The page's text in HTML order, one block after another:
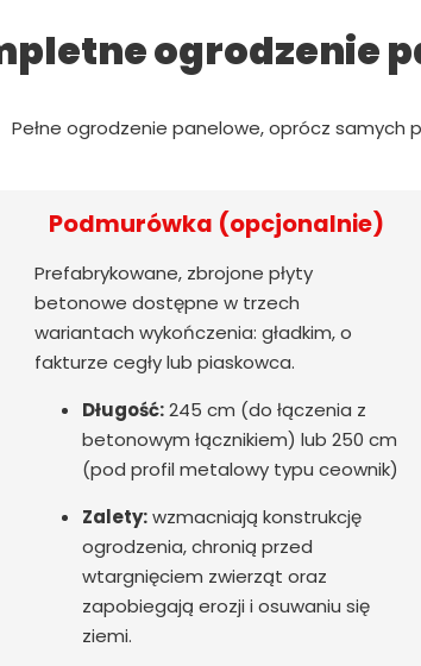
ogrodzenie
Pełne ogrodzenie panelowe, oprócz
Podmurówka (opcjonalnie)
Prefabrykowane, zbrojone płyty
betonowe dostępne w trzech
wariantach wykończenia: gładkim, o
fakturze cegły lub piaskowca.
Długość:245 cm (do łączenia z
betonowym łącznikiem) lub 250 cm
(pod profil metalowy typu ceownik)
Zalety:wzmacniają konstrukcję
ogrodzenia, chronią przed
wtargnięciem zwierząt oraz
zapobiegają erozji i osuwaniu się
ziemi.